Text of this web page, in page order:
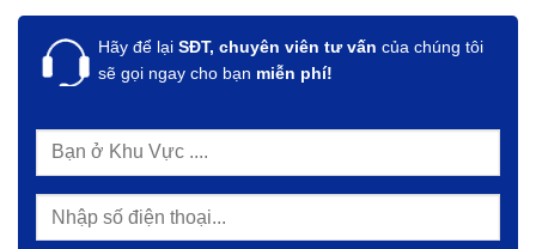
Hãy để lại SĐT, chuyên viên tư vấn của chúng tôi
sẽ gọi ngay cho bạn miễn phí!